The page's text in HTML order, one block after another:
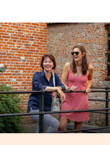
Kies jouw favoriete local